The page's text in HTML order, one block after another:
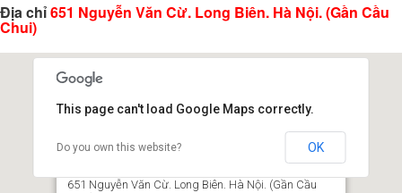
Địa chỉ651 Nguyễn Văn Cừ. Long Biên. Hà Nội. (Gần Cầu
Chui)
651 Nguyễn Văn Cừ. Long Biên. Hà Nội. (Gần Cầu
651 Nguyễn Văn Cừ. Long Biên. Hà Nội. (Gần Cầu
This page can't load Google Maps correctly.
Do you own this website? OK